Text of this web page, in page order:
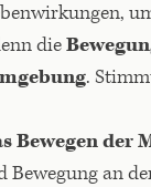
die
.
Bewegen der
Bewegung an